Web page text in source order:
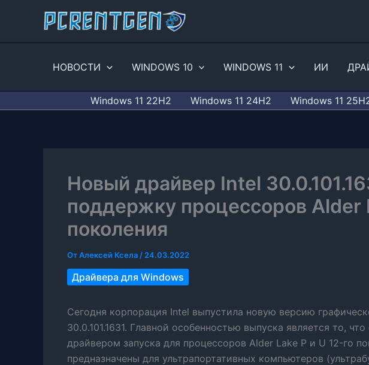
НОВОСТИ WINDOWS 10 WINDOWS 11 ИИ
Windows 11 22H2 Windows 11 24H2 Windows 11
Новый драйвер Intel
поддержку процессоров Alder
поколения
ОтАлексей Ксела / 24.03.2022
Драйвера для Windows
Сегодня корпорация Intel выпустила новую версию
30.0.101.1631. Главной особенностью выпуска является то,
драйвером запуска для процессоров Alder Lake P и U 12-го
предназначены для ультрапортативных компьютеров